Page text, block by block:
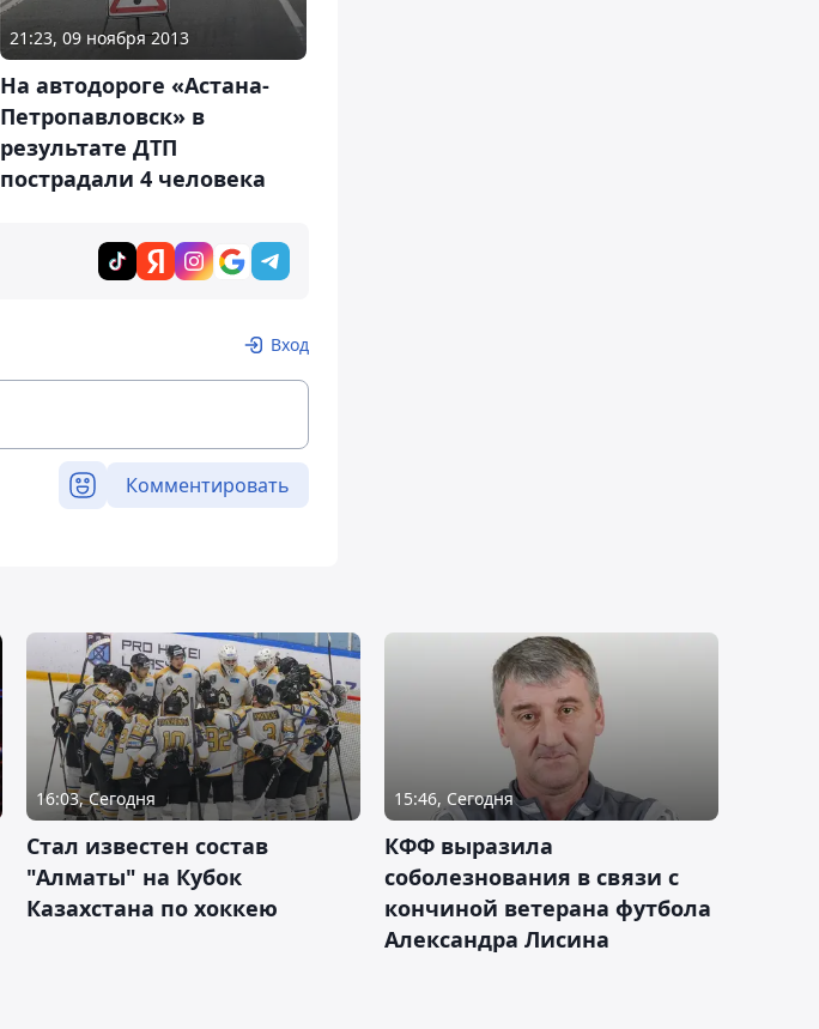
21:23, 09 ноября 2013
На автодороге «Астана-
Петропавловск» в
результате ДТП
пострадали 4 человека
Вход
Комментировать
16:03, Сегодня
Стал известен состав
"Алматы" на Кубок
Казахстана по хоккею
15:46, Сегодня
КФФ выразила
соболезнования в связи с
кончиной ветерана футбола
Александра Лисина